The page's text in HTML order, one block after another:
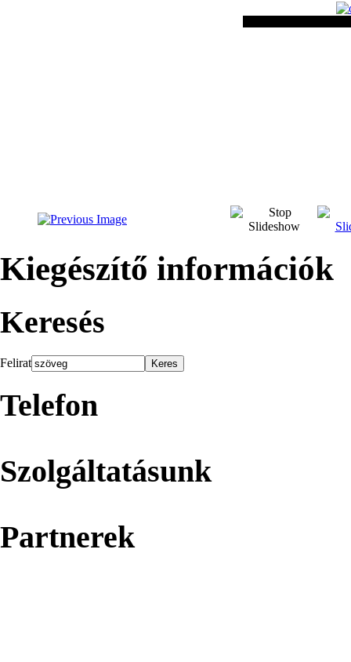
Kiegészítő információk
Keresés
Felirat
Telefon
Szolgáltatásunk
Partnerek